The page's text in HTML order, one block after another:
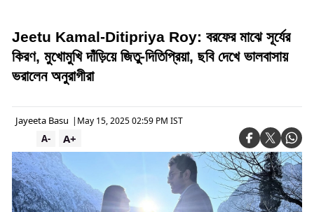
Jeetu Kamal-Ditipriya Roy: বরফের মাঝে সূর্যের
কিরণ, মুখোমুখি দাঁড়িয়ে জিতু-দিতিপ্রিয়া, ছবি দেখে ভালবাসায়
ভরালেন অনুরাগীরা
Jayeeta Basu | May 15, 2025 02:59 PM IST
A+
A-